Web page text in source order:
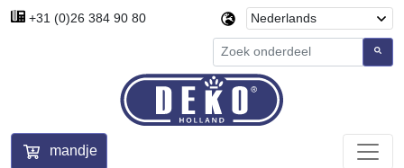
+31 (0)26 384 90 80
mandje